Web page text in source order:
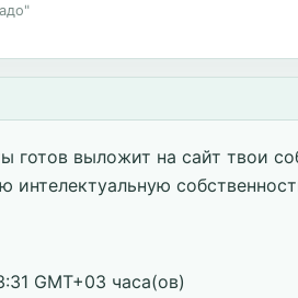
готов выложит на сайт твои
GMT+03 часа(ов)